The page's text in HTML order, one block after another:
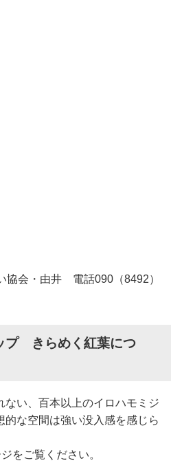
協会・由井 電話090（8492）
プ きらめく紅葉につ
ない、百本以上のイロハモミジ
的な空間は強い没入感を感じら
をご覧ください。